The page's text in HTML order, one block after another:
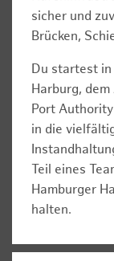
sicher und
Brücken,
Du startest
Harburg,
Port Authority
in die
Teil eines
Hamburger
halten.